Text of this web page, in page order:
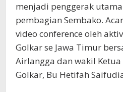
menjadi penggerak
pembagian Sembako.
video conference oleh
Golkar se Jawa Timur
Airlangga dan wakil
Golkar, Bu Hetifah